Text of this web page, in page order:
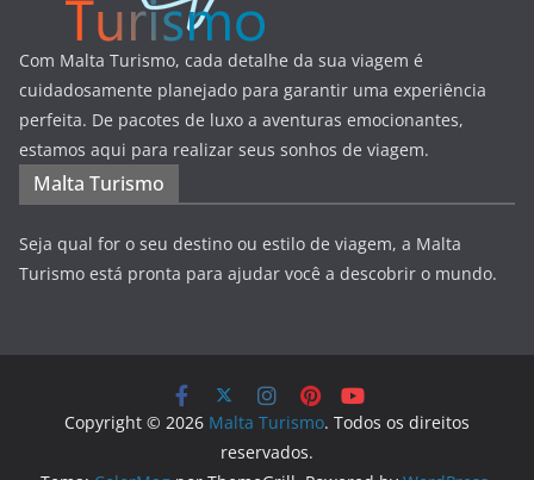
Com Malta Turismo, cada detalhe da sua viagem é
cuidadosamente planejado para garantir uma experiência
perfeita. De pacotes de luxo a aventuras emocionantes,
estamos aqui para realizar seus sonhos de viagem.
Malta Turismo
Seja qual for o seu destino ou estilo de viagem, a Malta
Turismo está pronta para ajudar você a descobrir o mundo.
Copyright © 2026 Malta Turismo. Todos os direitos
reservados.